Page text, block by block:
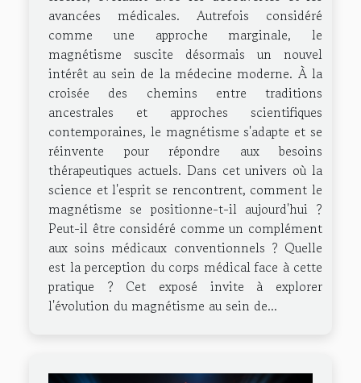
avancées médicales. Autrefois considéré
comme une approche marginale, le
magnétisme suscite désormais un nouvel
intérêt au sein de la médecine moderne. À la
croisée des chemins entre traditions
ancestrales et approches scientifiques
contemporaines, le magnétisme s'adapte et se
réinvente pour répondre aux besoins
thérapeutiques actuels. Dans cet univers où la
science et l'esprit se rencontrent, comment le
magnétisme se positionne-t-il aujourd'hui ?
Peut-il être considéré comme un complément
aux soins médicaux conventionnels ? Quelle
est la perception du corps médical face à cette
pratique ? Cet exposé invite à explorer
l'évolution du magnétisme au sein de...